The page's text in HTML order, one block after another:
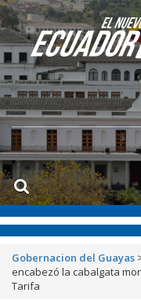
Gobernacion del Guayas
encabezó la cabalgata
Tarifa